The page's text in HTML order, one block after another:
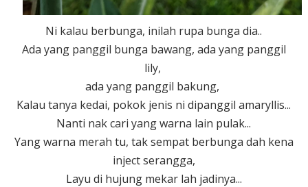
Ni kalau berbunga, inilah rupa bunga dia..
Ada yang panggil bunga bawang, ada yang panggil
lily,
ada yang panggil bakung,
Kalau tanya kedai, pokok jenis ni dipanggil amaryllis...
Nanti nak cari yang warna lain pulak...
Yang warna merah tu, tak sempat berbunga dah kena
inject serangga,
Layu di hujung mekar lah jadinya...